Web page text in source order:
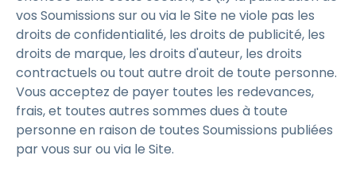
vos Soumissions sur ou via le Site ne viole pas les
droits de confidentialité, les droits de publicité, les
droits de marque, les droits d'auteur, les droits
contractuels ou tout autre droit de toute personne.
Vous acceptez de payer toutes les redevances,
frais, et toutes autres sommes dues à toute
personne en raison de toutes Soumissions publiées
par vous sur ou via le Site.